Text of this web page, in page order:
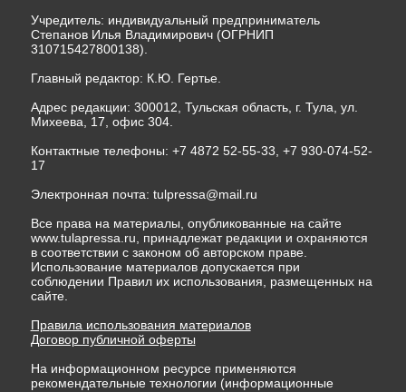
Учредитель: индивидуальный предприниматель
Степанов Илья Владимирович (ОГРНИП
310715427800138).
Главный редактор: К.Ю. Гертье.
Адрес редакции: 300012, Тульская область, г. Тула, ул.
Михеева, 17, офис 304.
Контактные телефоны: +7 4872 52-55-33, +7 930-074-52-
17
Электронная почта: tulpressa@mail.ru
Все права на материалы, опубликованные на сайте
www.tulapressa.ru, принадлежат редакции и охраняются
в соответствии с законом об авторском праве.
Использование материалов допускается при
соблюдении Правил их использования, размещенных на
сайте.
Правила использования материалов
Договор публичной оферты
На информационном ресурсе применяются
рекомендательные технологии (информационные